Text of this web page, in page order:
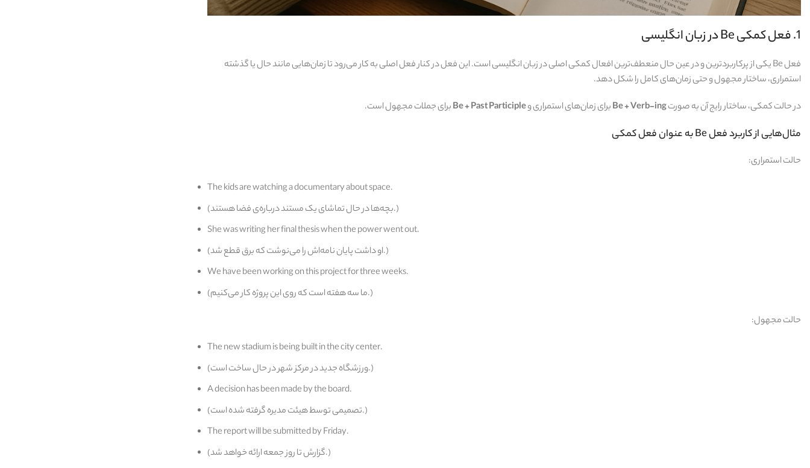
1. فعل کمکی Be در زبان انگلیسی
فعل Be یکی از پرکاربردترین و در عین حال منعطف‌ترین افعال کمکی اصلی در زبان انگلیسی است. این فعل در کنار فعل اصلی به کار می‌رود تا زمان‌هایی مانند حال یا گذشته
استمراری، ساختار مجهول و حتی زمان‌های کامل را شکل دهد.
در حالت کمکی، ساختار رایج آن به صورتBe + Verb-ingبرای زمان‌های استمراری وBe + Past Participleبرای جملات مجهول است.
مثال‌هایی از کاربرد فعل Be به عنوان فعل کمکی
حالت استمراری:
The kids are watching a documentary about space.
(بچه‌ها در حال تماشای یک مستند درباره‌ی فضا هستند.)
She was writing her final thesis when the power went out.
(او داشت پایان‌ نامه‌اش را می‌نوشت که برق قطع شد.)
We have been working on this project for three weeks.
(ما سه هفته است که روی این پروژه کار می‌کنیم.)
حالت مجهول:
The new stadium is being built in the city center.
(ورزشگاه جدید در مرکز شهر در حال ساخت است.)
A decision has been made by the board.
(تصمیمی توسط هیئت مدیره گرفته شده است.)
The report will be submitted by Friday.
(گزارش تا روز جمعه ارائه خواهد شد.)